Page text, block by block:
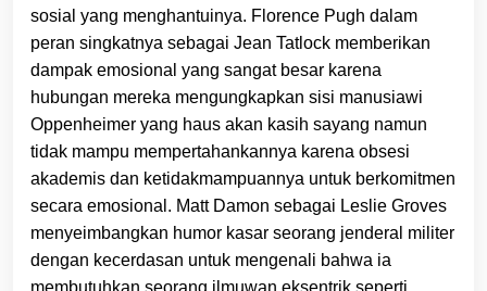
sosial yang menghantuinya. Florence Pugh dalam
peran singkatnya sebagai Jean Tatlock memberikan
dampak emosional yang sangat besar karena
hubungan mereka mengungkapkan sisi manusiawi
Oppenheimer yang haus akan kasih sayang namun
tidak mampu mempertahankannya karena obsesi
akademis dan ketidakmampuannya untuk berkomitmen
secara emosional. Matt Damon sebagai Leslie Groves
menyeimbangkan humor kasar seorang jenderal militer
dengan kecerdasan untuk mengenali bahwa ia